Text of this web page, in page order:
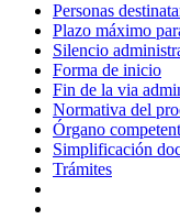
Personas
Plazo máximo
Silencio
Forma de inicio
Fin de la via
Normativa del
Órgano
Simplificación
Trámites